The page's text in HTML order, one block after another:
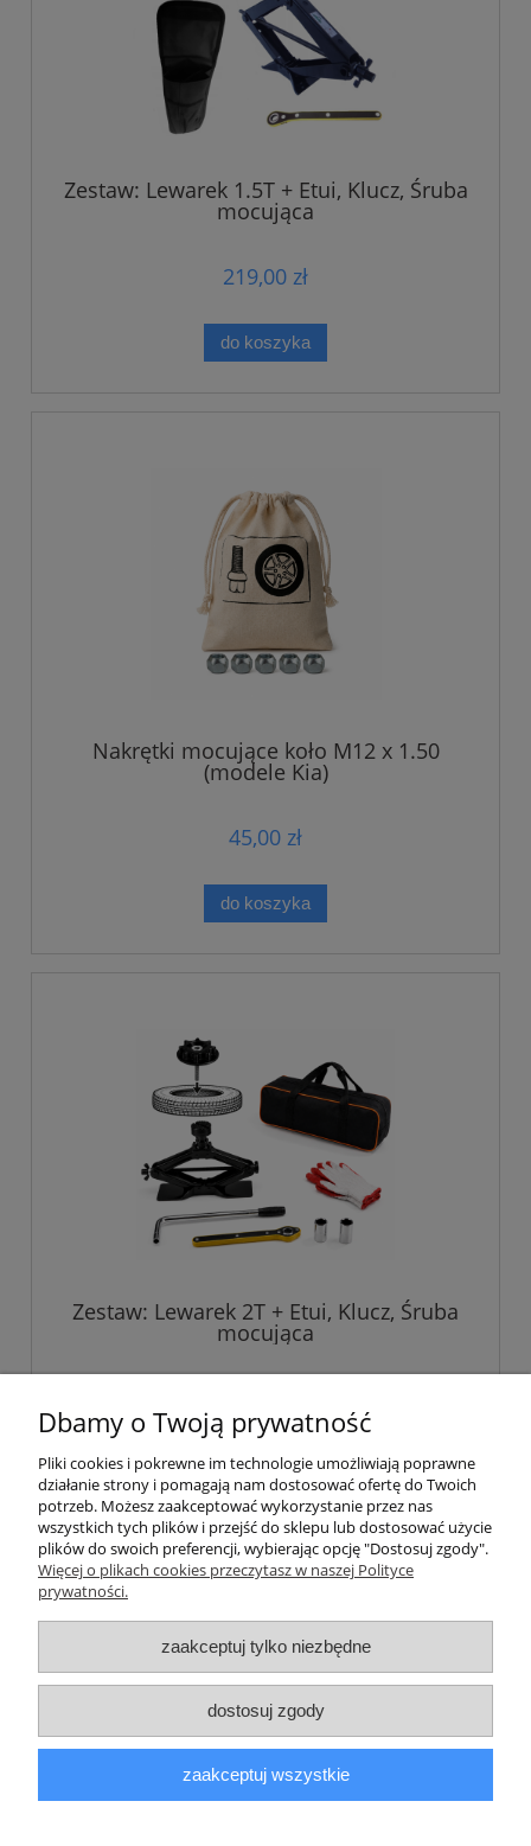
Zestaw: Lewarek 1.5T + Etui, Klucz, Śruba
mocująca
219,00 zł
do koszyka
Nakrętki mocujące koło M12 x 1.50
(modele Kia)
45,00 zł
do koszyka
Zestaw: Lewarek 2T + Etui, Klucz, Śruba
mocująca
do koszyka
Pomoc
Informacje
Moje konto
Płatności i dostawa
Dbamy o Twoją prywatność
Pliki cookies i pokrewne im technologie umożliwiają poprawne
działanie strony i pomagają nam dostosować ofertę do Twoich
potrzeb. Możesz zaakceptować wykorzystanie przez nas
wszystkich tych plików i przejść do sklepu lub dostosować użycie
plików do swoich preferencji, wybierając opcję "Dostosuj zgody".
Więcej o plikach cookies przeczytasz w naszej Polityce
prywatności.
zaakceptuj tylko niezbędne
dostosuj zgody
zaakceptuj wszystkie